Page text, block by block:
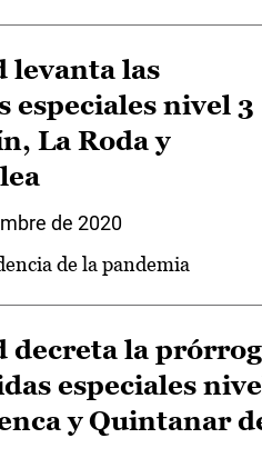
levanta las
especiales nivel 3
La Roda y
de 2020
de la pandemia
decreta la
especiales
y Quintanar